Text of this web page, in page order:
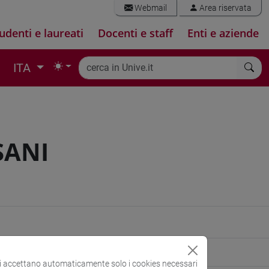
Webmail Area riservata
e laureati Docenti e staff Enti e aziende
ITA
automaticamente solo i cookies necessari